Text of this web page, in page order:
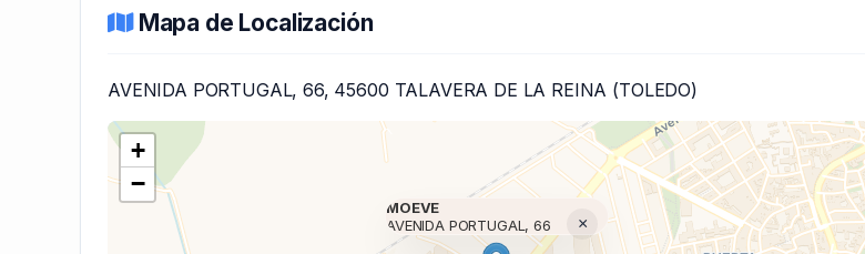
Mapa de Localización
AVENIDA PORTUGAL, 66, 45600 TALAVERA DE LA REINA (TOLEDO)
MOEVE
AVENIDA PORTUGAL, 66
×
+
−